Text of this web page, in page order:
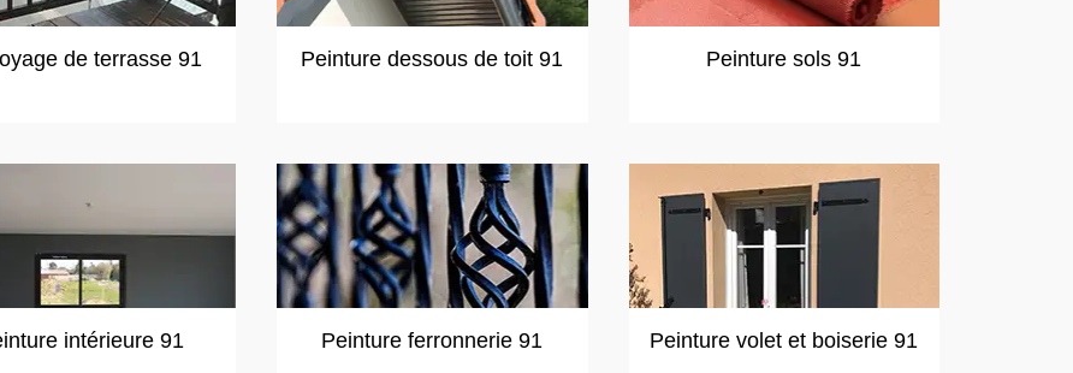
de terrasse 91 Peinture dessous de toit 91 Peinture sols 91
intérieure 91 Peinture ferronnerie 91 Peinture volet et boiserie 91